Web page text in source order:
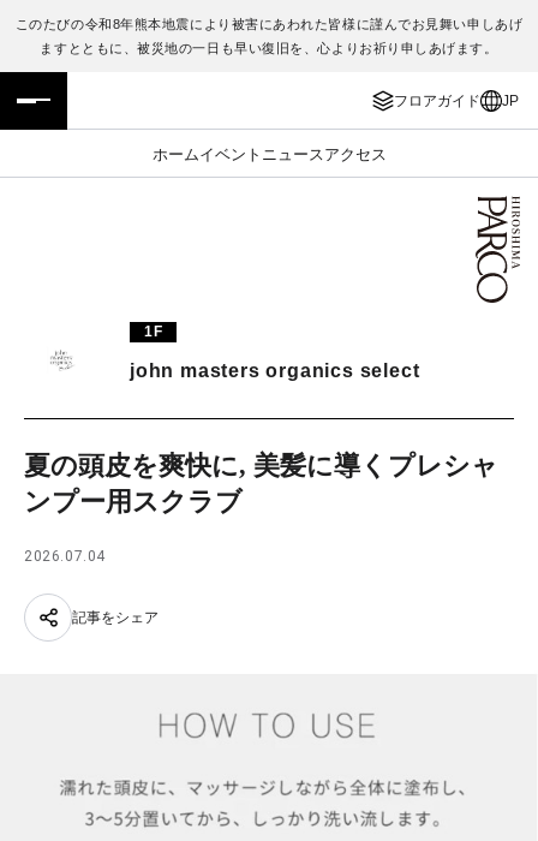
このたびの令和8年熊本地震により被害にあわれた皆様に謹んでお見舞い申しあげ
ますとともに、被災地の一日も早い復旧を、心よりお祈り申しあげます。
フロアガイド JP
ホームイベント ニュース アクセス
フロアガイド
施設案内・アクセス
TAX FREE
JP
ENGLISH
繁体字
日本語
1F
john masters organics select
夏の頭皮を爽快に, 美髪に導くプレシャ
ンプー用スクラブ
2026.07.04
記事をシェア